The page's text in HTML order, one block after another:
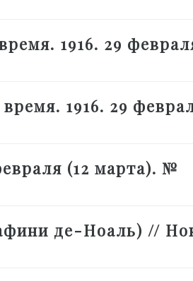
1916. 29
1916. 29
(12 марта). №
де-Ноаль) //